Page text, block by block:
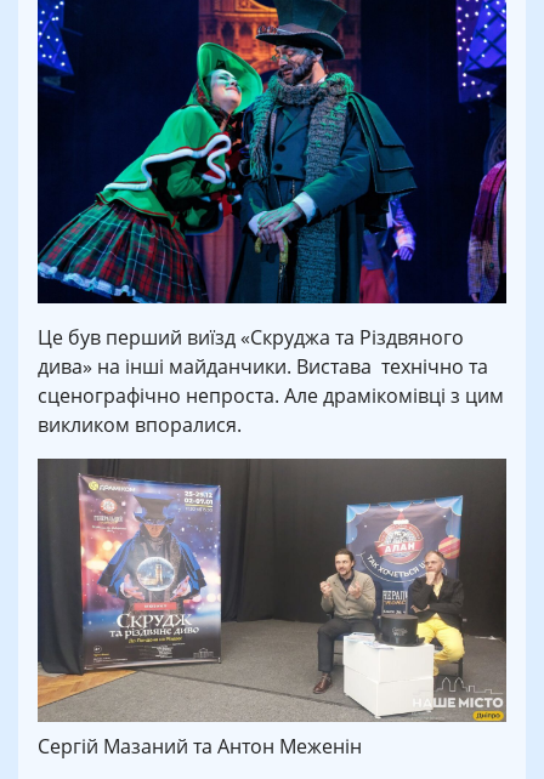
Це був перший виїзд «Скруджа та Різдвяного
дива» на інші майданчики. Вистава технічно та
сценографічно непроста. Але драмікомівці з цим
викликом впоралися.
Сергій Мазаний та Антон Меженін